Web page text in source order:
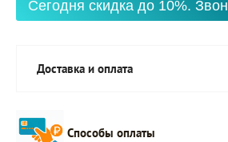
Сегодня скидка до 10%.
Доставка и оплата
Способы оплаты